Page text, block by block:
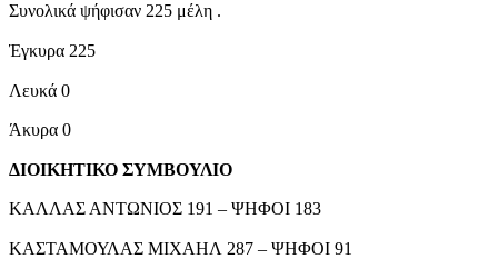
Συνολικά ψήφισαν 225 μέλη .
Έγκυρα 225
Λευκά 0
Άκυρα 0
ΔΙΟΙΚΗΤΙΚΟ ΣΥΜΒΟΥΛΙΟ
ΚΑΛΛΑΣ ΑΝΤΩΝΙΟΣ 191 – ΨΗΦΟΙ 183
ΚΑΣΤΑΜΟΥΛΑΣ ΜΙΧΑΗΛ 287 – ΨΗΦΟΙ 91